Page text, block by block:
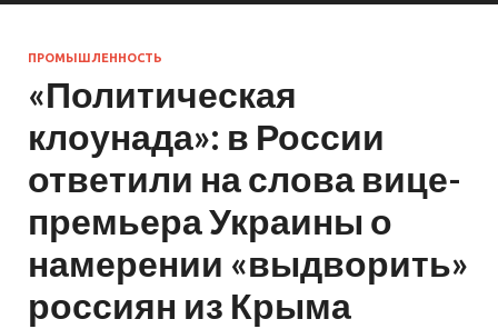
ПРОМЫШЛЕННОСТЬ
«Политическая
клоунада»: в России
ответили на слова вице-
премьера Украины о
намерении «выдворить»
россиян из Крыма